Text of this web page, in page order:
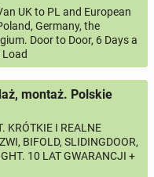
0 / 1000
UK to PL and European
Germany, the
Door to Door, 6 Days a
montaż. Polskie
KRÓTKIE I REALNE
BIFOLD, SLIDINGDOOR,
10 LAT GWARANCJI +